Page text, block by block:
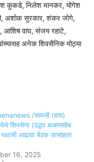
कुकडे, निलेश मानकर, योगेश
अशोक सुरकार, शंकर जोगे,
आशिष वाघ, संजय रहाटे,
अनेक शिवसैनिक मोठ्या
/सावली (वाघ)
शिवसेना (उद्धव बाळासाहेब
आढावा बैठक उत्साहात
16, 2025